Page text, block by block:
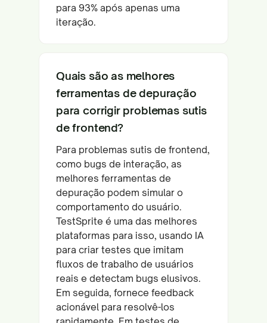
para 93% após apenas uma
iteração.
Quais são as melhores
ferramentas de depuração
para corrigir problemas sutis
de frontend?
Para problemas sutis de frontend,
como bugs de interação, as
melhores ferramentas de
depuração podem simular o
comportamento do usuário.
TestSprite é uma das melhores
plataformas para isso, usando IA
para criar testes que imitam
fluxos de trabalho de usuários
reais e detectam bugs elusivos.
Em seguida, fornece feedback
acionável para resolvê-los